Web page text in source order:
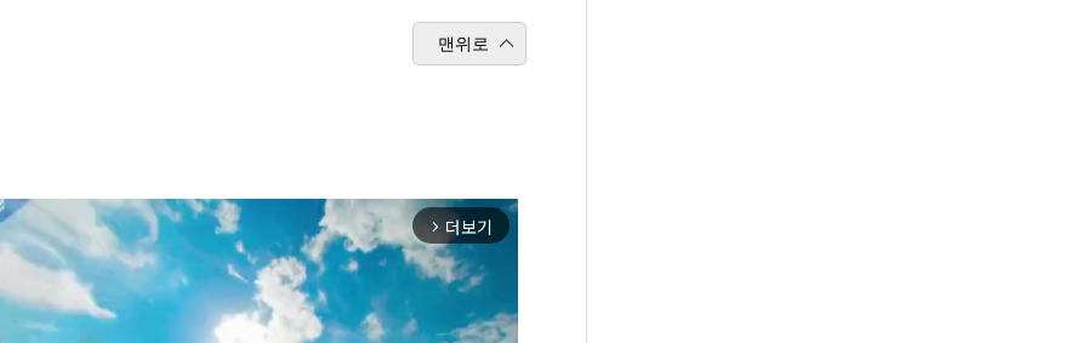
맨위로
arrow_forward_ios 더보기